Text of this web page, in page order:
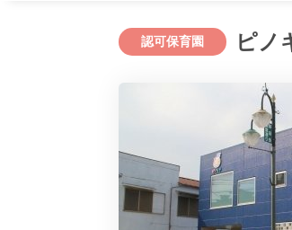
認可保育園 ピノ